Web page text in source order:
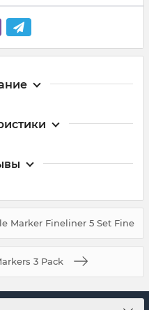
Marker Fineliner 5 Set Fine
3 Pack